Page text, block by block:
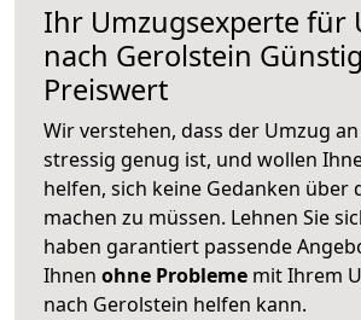
Ihr Umzugsexperte für
nach Gerolstein
Preiswert
Wir verstehen, dass der Umzug
stressig genug ist, und wollen
helfen, sich keine Gedanken über
machen zu müssen. Lehnen Sie
haben garantiert passende
Ihnen ohne Probleme mit Ihrem
nach Gerolstein helfen kann.